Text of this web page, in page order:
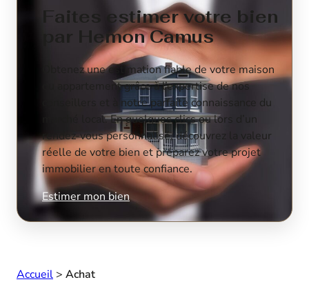
Faites estimer votre bien
par Hemon Camus
Obtenez une estimation fiable de votre maison
ou appartement grâce à l’expertise de nos
conseillers et à notre parfaite connaissance du
marché local. En quelques clics ou lors d’un
rendez-vous personnalisé, découvrez la valeur
réelle de votre bien et préparez votre projet
immobilier en toute confiance.
Estimer mon bien
Accueil > Achat